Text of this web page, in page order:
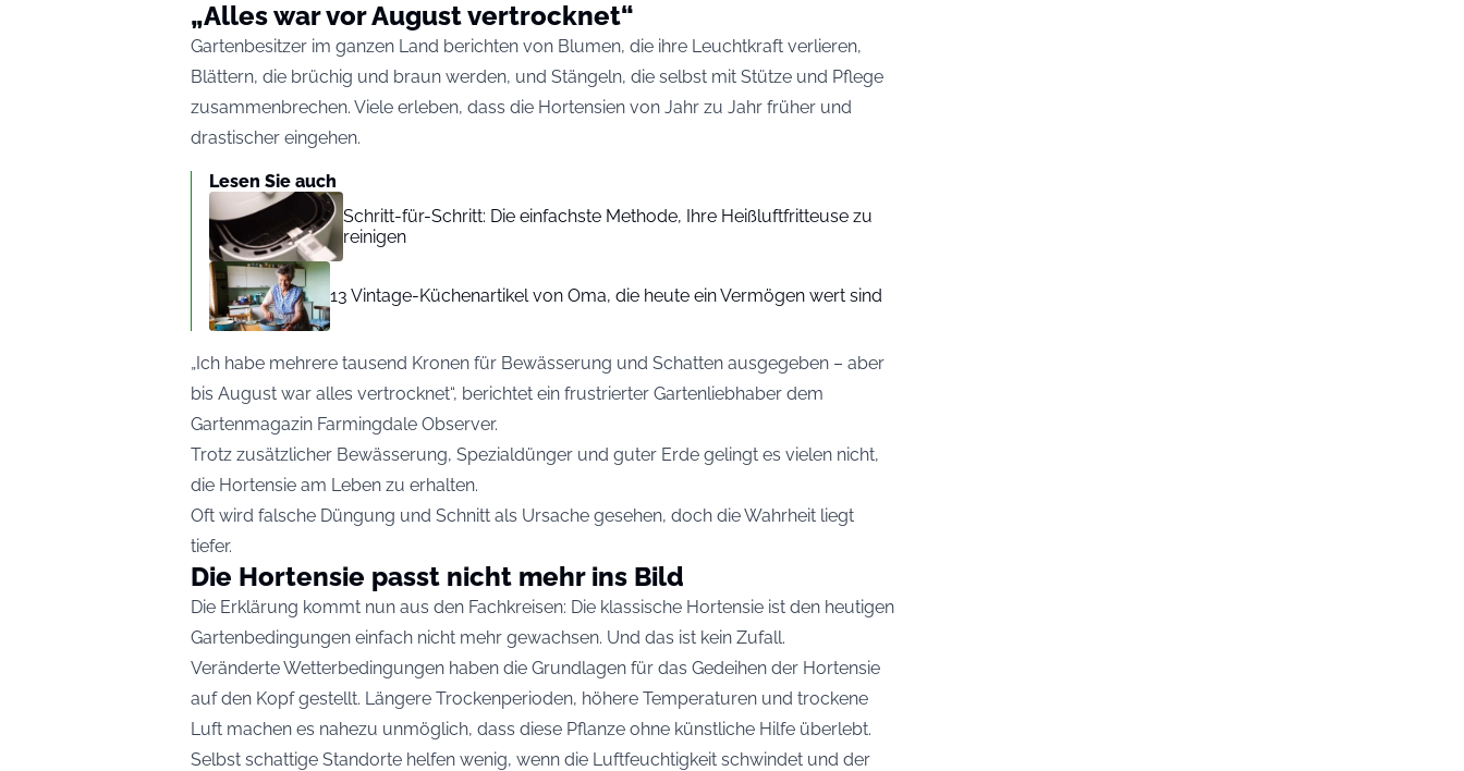
„Alles war vor August vertrocknet“
Gartenbesitzer im ganzen Land berichten von Blumen, die ihre Leuchtkraft verlieren,
Blättern, die brüchig und braun werden, und Stängeln, die selbst mit Stütze und Pflege
zusammenbrechen. Viele erleben, dass die Hortensien von Jahr zu Jahr früher und
drastischer eingehen.
Lesen Sie auch
Schritt-für-Schritt: Die einfachste Methode, Ihre Heißluftfritteuse zu
reinigen
13 Vintage-Küchenartikel von Oma, die heute ein Vermögen wert sind
„Ich habe mehrere tausend Kronen für Bewässerung und Schatten ausgegeben – aber
bis August war alles vertrocknet“, berichtet ein frustrierter Gartenliebhaber dem
Gartenmagazin Farmingdale Observer.
Trotz zusätzlicher Bewässerung, Spezialdünger und guter Erde gelingt es vielen nicht,
die Hortensie am Leben zu erhalten.
Oft wird falsche Düngung und Schnitt als Ursache gesehen, doch die Wahrheit liegt
tiefer.
Die Hortensie passt nicht mehr ins Bild
Die Erklärung kommt nun aus den Fachkreisen: Die klassische Hortensie ist den heutigen
Gartenbedingungen einfach nicht mehr gewachsen. Und das ist kein Zufall.
Veränderte Wetterbedingungen haben die Grundlagen für das Gedeihen der Hortensie
auf den Kopf gestellt. Längere Trockenperioden, höhere Temperaturen und trockene
Luft machen es nahezu unmöglich, dass diese Pflanze ohne künstliche Hilfe überlebt.
Selbst schattige Standorte helfen wenig, wenn die Luftfeuchtigkeit schwindet und der